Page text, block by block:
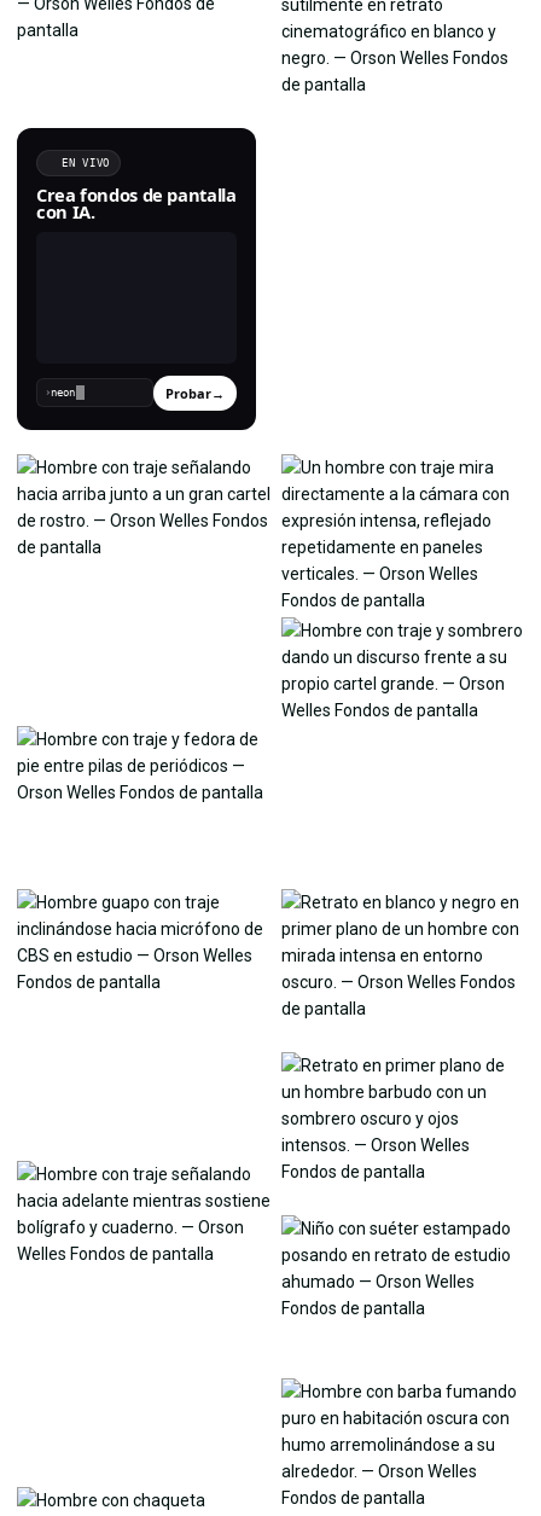
EN VIVO
Crea fondos de pantalla
con IA.
› Probar→